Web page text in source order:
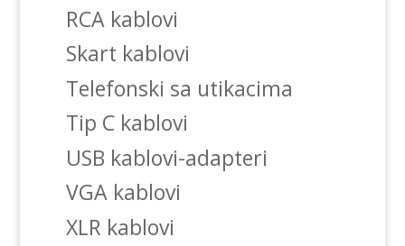
RCA kablovi
Skart kablovi
Telefonski sa utikacima
Tip C kablovi
USB kablovi-adapteri
VGA kablovi
XLR kablovi